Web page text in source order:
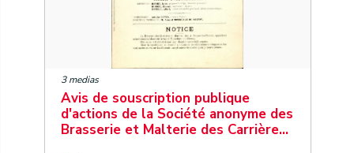
3 medias
Avis de souscription publique
d'actions de la Société anonyme des
Brasserie et Malterie des Carrière…